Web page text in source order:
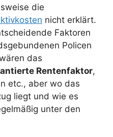
die
nicht erklärt.
Faktoren
Policen
das
Rentenfaktor,
etc., aber wo das
liegt und wie es
unter den